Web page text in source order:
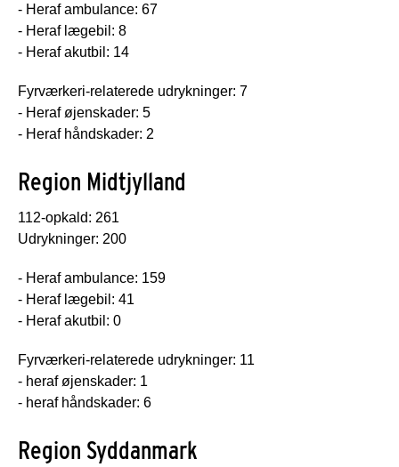
- Heraf ambulance: 67
- Heraf lægebil: 8
- Heraf akutbil: 14
Fyrværkeri-relaterede udrykninger: 7
- Heraf øjenskader: 5
- Heraf håndskader: 2
Region Midtjylland
112-opkald: 261
Udrykninger: 200
- Heraf ambulance: 159
- Heraf lægebil: 41
- Heraf akutbil: 0
Fyrværkeri-relaterede udrykninger: 11
- heraf øjenskader: 1
- heraf håndskader: 6
Region Syddanmark